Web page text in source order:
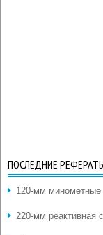
ПОСЛЕДНИЕ
120-мм
220-мм реактивная